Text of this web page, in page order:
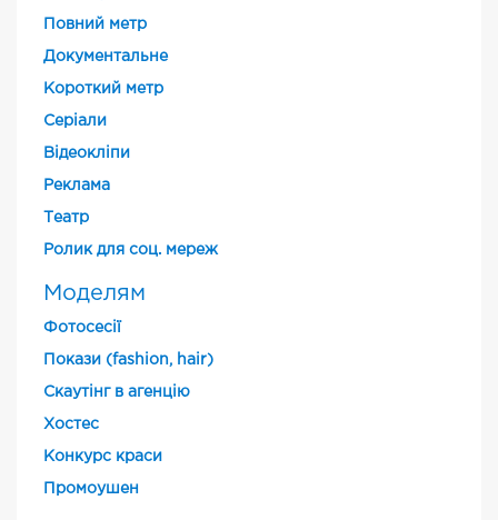
Повний метр
Документальне
Короткий метр
Cеріали
Відеокліпи
Реклама
Театр
Ролик для соц. мереж
Моделям
Фотосесії
Покази (fashion, hair)
Скаутінг в агенцію
Хостес
Конкурс краси
Промоушен